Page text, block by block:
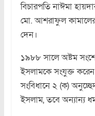
বিচারপতি নাঈমা
মো. আশরাফুল কামালের
দেন।
১৯৮৮ সালে অষ্টম
ইসলামকে সংযুক্ত করেন
সংবিধানে ২ (ক) অনুচ্ছেদ
ইসলাম, তবে অন্যান্য